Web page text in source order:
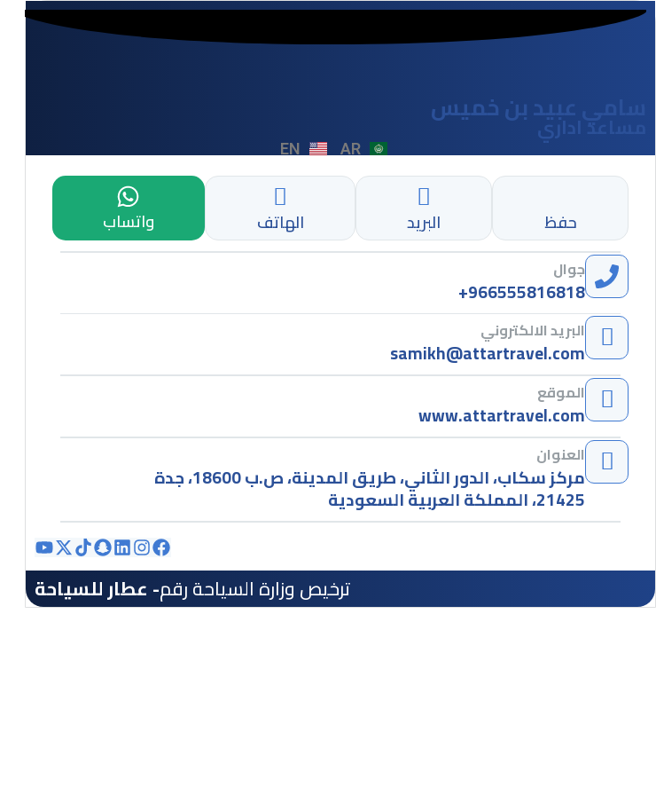
سامي عبيد بن خميس
مساعد اداري
AR
EN
حفظ البريد الهاتف واتساب
جوال
+966555816818
البريد الالكتروني
samikh@attartravel.com
الموقع
www.attartravel.com
العنوان
مركز سكاب، الدور الثاني، طريق المدينة، ص.ب 18600، جدة
21425، المملكة العربية السعودية
- عطار للسياحةترخيص وزارة السياحة رقم